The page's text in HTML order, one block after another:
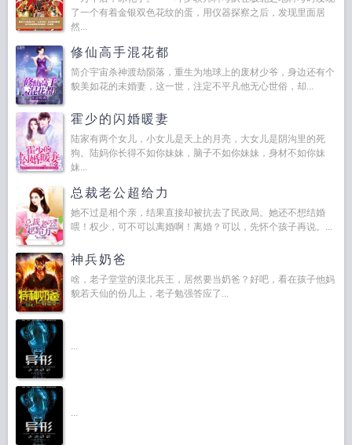
了一个有着金银双色花纹的蛋，用仪器探察之后，发现里面居
然...
修仙高手混花都
简介宇宙杀神渡劫陨落，重生为地球上的废材少爷，身边还有个
貌美如花的未婚妻，这一世，注定不平凡他无心世俗，却...
霍少的闪婚暖妻
陆家有两个女儿，小女儿是天上的月亮，大女儿是阴沟里的死
狗。陆妈你长得不如你妹妹，脑子不如你妹妹，身材不如你妹
妹...
总裁老公超给力
她不过是相个亲，结果直接却被抗去了民政局。她还不想结婚
喂！权少，可不可以离婚啊！离婚？可以，先怀个孩子再说。...
神兵奶爸
啥，老子堂堂的漠北兵王，居然要当奶爸？好吧，看在孩子他妈
貌若天仙的份儿上，老子勉强答应了...
...
...